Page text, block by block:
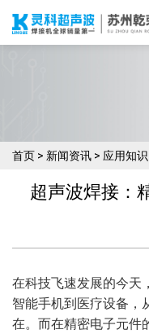
首页 > 新闻资讯 > 应用知识
超声波焊接：
在科技飞速发展的今天
智能手机到医疗设备，
在。而在精密电子元件